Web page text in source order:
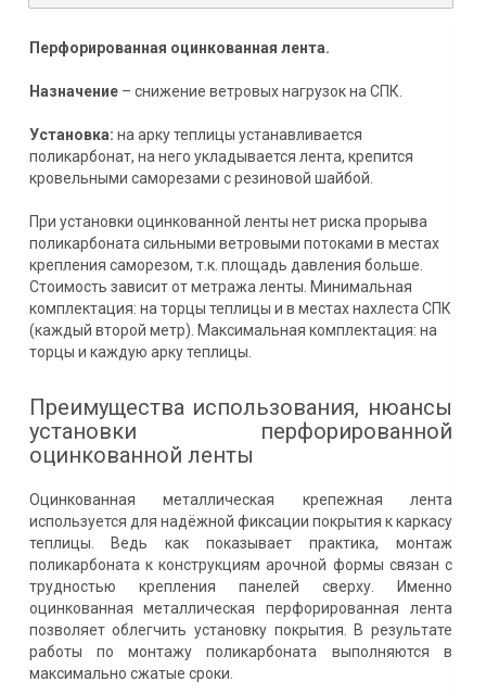
Перфорированная оцинкованная лента.
Назначение– снижение ветровых нагрузок на СПК.
Установка: на арку теплицы устанавливается
поликарбонат, на него укладывается лента, крепится
кровельными саморезами с резиновой шайбой.
При установки оцинкованной ленты нет риска прорыва
поликарбоната сильными ветровыми потоками в местах
крепления саморезом, т.к. площадь давления больше.
Стоимость зависит от метража ленты. Минимальная
комплектация: на торцы теплицы и в местах нахлеста СПК
(каждый второй метр). Максимальная комплектация: на
торцы и каждую арку теплицы.
Преимущества использования, нюансы
установки перфорированной
оцинкованной ленты
Оцинкованная металлическая крепежная лента
используется для надёжной фиксации покрытия к каркасу
теплицы. Ведь как показывает практика, монтаж
поликарбоната к конструкциям арочной формы связан с
трудностью крепления панелей сверху. Именно
оцинкованная металлическая перфорированная лента
позволяет облегчить установку покрытия. В результате
работы по монтажу поликарбоната выполняются в
максимально сжатые сроки.